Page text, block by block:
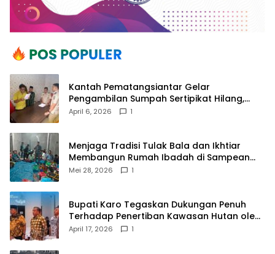
Kantah Pematangsiantar Gelar
Pengambilan Sumpah Sertipikat Hilang,
Perkuat Kepastian Hukum Pertanahan
April 6, 2026 1
Menjaga Tradisi Tulak Bala dan Ikhtiar
Membangun Rumah Ibadah di Sampean
Barat
Mei 28, 2026 1
Bupati Karo Tegaskan Dukungan Penuh
Terhadap Penertiban Kawasan Hutan oleh
Pemerintah Pusat
April 17, 2026 1